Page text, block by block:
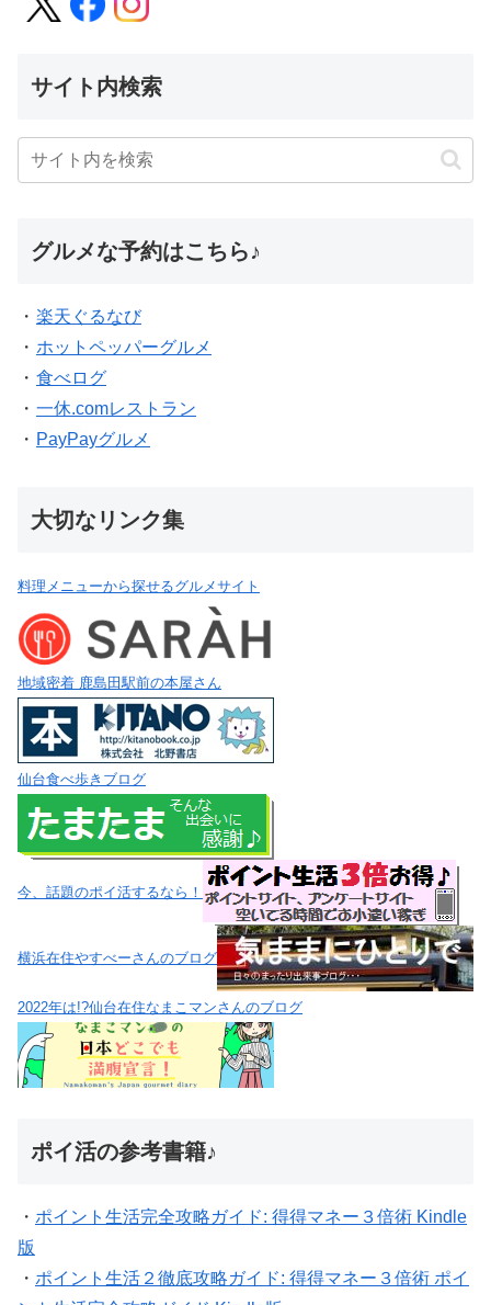
サイト内検索
グルメな予約はこちら♪
・ 楽天ぐるなび
・ ホットペッパーグルメ
・ 食べログ
・ 一休.comレストラン
・ PayPayグルメ
大切なリンク集
料理メニューから探せるグルメサイト
地域密着 鹿島田駅前の本屋さん
仙台食べ歩きブログ
今、話題のポイ活するなら！
横浜在住やすべーさんのブログ
2022年は!?仙台在住なまこマンさんのブログ
ポイ活の参考書籍♪
・ ポイント生活完全攻略ガイド: 得得マネー３倍術 Kindle
版
・ ポイント生活２徹底攻略ガイド: 得得マネー３倍術 ポイ